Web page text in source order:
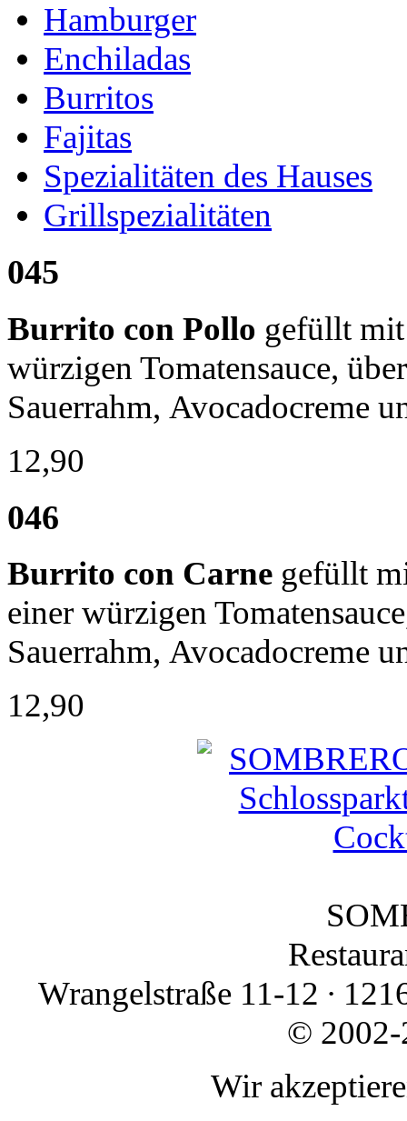
Hamburger
Enchiladas
Burritos
Fajitas
Spezialitäten des Hauses
Grillspezialitäten
045
Burrito con Pollo gefüllt
würzigen Tomatensauce,
Sauerrahm, Avocadocreme
12,90
046
Burrito con Carne gefüllt
einer würzigen
Sauerrahm, Avocadocreme
12,90
Wrangelstraße 11-12 ∙
© 2002-
Wir